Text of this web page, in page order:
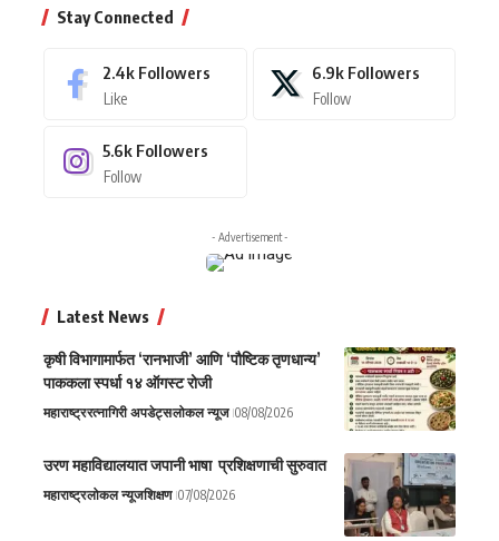
Stay Connected
2.4k Followers
Like
6.9k Followers
Follow
5.6k Followers
Follow
- Advertisement -
Latest News
कृषी विभागामार्फत ‘रानभाजी’ आणि ‘पौष्टिक तृणधान्य’
पाककला स्पर्धा १४ ऑगस्ट रोजी
महाराष्ट्ररत्नागिरी अपडेट्सलोकल न्यूज 08/08/2026
उरण महाविद्यालयात जपानी भाषा प्रशिक्षणाची सुरुवात
महाराष्ट्रलोकल न्यूजशिक्षण 07/08/2026